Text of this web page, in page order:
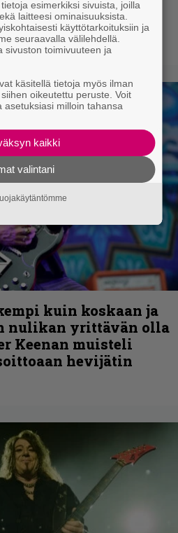
ovat tehneet
kuin koskaan ja
nulikan yrittävän olla
Keenan muisteli
hevijätin
esimerkiksi sivuista, joilla
laitteesi ominaisuuksista.
käyttötarkoituksiin ja
seuraavalla välilehdellä.
sivuston toimivuuteen ja
käsitellä tietoja myös ilman
oikeutettu peruste. Voit
milloin tahansa
kaikki
valintani